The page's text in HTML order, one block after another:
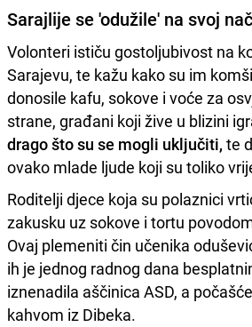
Sarajlije se 'odužile' na svoj
Volonteri ističu gostoljubivost na
Sarajevu, te kažu kako su im
donosile kafu, sokove i voće za
strane, građani koji žive u blizini
drago što su se mogli uključiti, te
ovako mlade ljude koji su toliko
Roditelji djece koja su polaznici
zakusku uz sokove i tortu
Ovaj plemeniti čin učenika
ih je jednog radnog dana
iznenadila aščinica ASD, a
kahvom iz Dibeka.